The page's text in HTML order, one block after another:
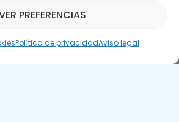
PREFERENCIAS
Política de privacidadAviso legal